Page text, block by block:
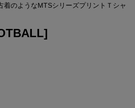
着のようなMTSシリーズプリントＴシャ